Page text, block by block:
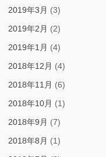
2019年3月 (3)
2019年2月 (2)
2019年1月 (4)
2018年12月 (4)
2018年11月 (6)
2018年10月 (1)
2018年9月 (7)
2018年8月 (1)